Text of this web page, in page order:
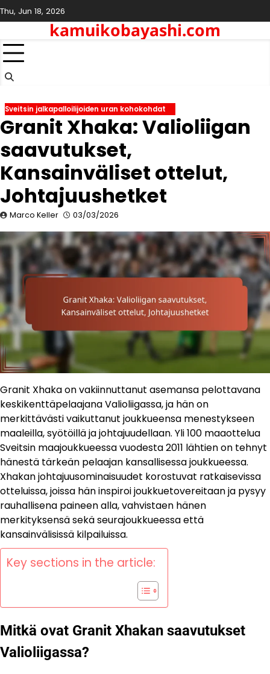
Skip
to
Thu, Jun 18, 2026
kamuikobayashi.com
Sveitsin jalkapalloilijoiden uran kohokohdat
Granit Xhaka: Valioliigan
saavutukset,
Kansainväliset ottelut,
Johtajuushetket
Marco Keller 03/03/2026
Granit Xhaka on vakiinnuttanut asemansa pelottavana
keskikenttäpelaajana Valioliigassa, ja hän on
merkittävästi vaikuttanut joukkueensa menestykseen
maaleilla, syötöillä ja johtajuudellaan. Yli 100 maaottelua
Sveitsin maajoukkueessa vuodesta 2011 lähtien on tehnyt
hänestä tärkeän pelaajan kansallisessa joukkueessa.
Xhakan johtajuusominaisuudet korostuvat ratkaisevissa
otteluissa, joissa hän inspiroi joukkuetovereitaan ja pysyy
rauhallisena paineen alla, vahvistaen hänen
merkityksensä sekä seurajoukkueessa että
kansainvälisissä kilpailuissa.
Key sections in the article:
Mitkä ovat Granit Xhakan saavutukset
Valioliigassa?